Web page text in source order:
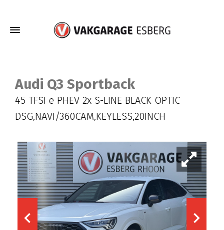
Audi Q3 Sportback
45 TFSI e PHEV 2x S-LINE BLACK OPTIC
DSG,NAVI/360CAM,KEYLESS,20INCH